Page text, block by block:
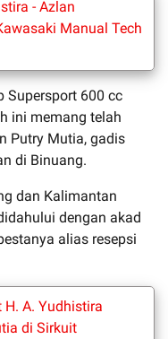
- Azlan
Manual Tech
Supersport 600 cc
ini memang telah
Putry Mutia, gadis
di Binuang.
dan Kalimantan
dengan akad
alias resepsi
A. Yudhistira
di Sirkuit